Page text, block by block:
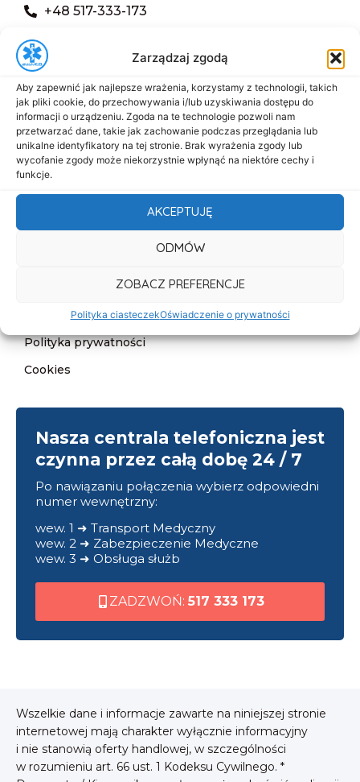
Zarządzaj zgodą
Aby zapewnić jak najlepsze wrażenia, korzystamy z technologii, takich
jak pliki cookie, do przechowywania i/lub uzyskiwania dostępu do
informacji o urządzeniu. Zgoda na te technologie pozwoli nam
przetwarzać dane, takie jak zachowanie podczas przeglądania lub
unikalne identyfikatory na tej stronie. Brak wyrażenia zgody lub
wycofanie zgody może niekorzystnie wpłynąć na niektóre cechy i
funkcje.
AKCEPTUJĘ
ODMÓW
ZOBACZ PREFERENCJE
Polityka ciasteczekOświadczenie o prywatności
+48 517-333-173
Menu
Start
O nas
Oferta
Cennik
Kontakt
Deklaracja dostępności
Klauzula informacyjna
Polityka prywatności
Cookies
Nasza centrala telefoniczna jest
czynna przez całą dobę 24 / 7
Po nawiązaniu połączenia wybierz odpowiedni
numer wewnętrzny:
wew. 1 ➜ Transport Medyczny
wew. 2 ➜ Zabezpieczenie Medyczne
wew. 3 ➜ Obsługa służb
ZADZWOŃ: 517 333 173
Wszelkie dane i informacje zawarte na niniejszej stronie
internetowej mają charakter wyłącznie informacyjny
i nie stanowią oferty handlowej, w szczególności
w rozumieniu art. 66 ust. 1 Kodeksu Cywilnego. *